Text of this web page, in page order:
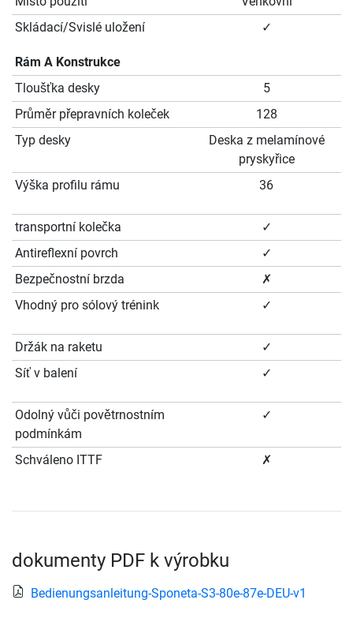
Skládací/Svislé uložení
✓
Rám A Konstrukce
Tloušťka desky
5
Průměr přepravních koleček
128
Typ desky
Deska z melamínové
pryskyřice
Výška profilu rámu
36
transportní kolečka
✓
Antireflexní povrch
✓
Bezpečnostní brzda
✗
Vhodný pro sólový trénink
✓
Držák na raketu
✓
Síť v balení
✓
Odolný vůči povětrnostním
podmínkám
✓
Schváleno ITTF ✗
dokumenty PDF k výrobku
Bedienungsanleitung-Sponeta-S3-80e-87e-DEU-v1